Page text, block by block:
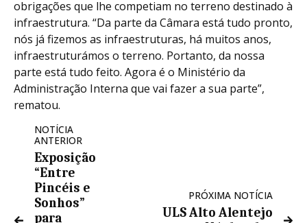
obrigações que lhe competiam no terreno destinado à
infraestrutura. “Da parte da Câmara está tudo pronto,
nós já fizemos as infraestruturas, há muitos anos,
infraestruturámos o terreno. Portanto, da nossa
parte está tudo feito. Agora é o Ministério da
Administração Interna que vai fazer a sua parte”,
rematou.
NOTÍCIA
ANTERIOR
Exposição
“Entre
Pincéis e
Sonhos”
para
PRÓXIMA NOTÍCIA
ULS Alto Alentejo